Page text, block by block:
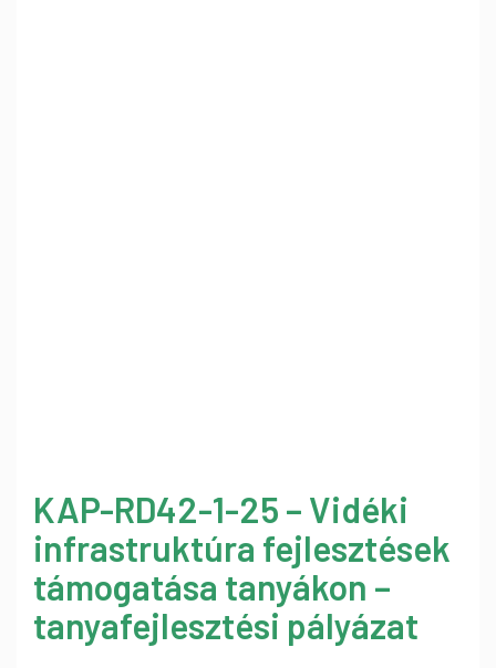
KAP-RD42-1-25 – Vidéki
infrastruktúra fejlesztések
támogatása tanyákon –
tanyafejlesztési pályázat